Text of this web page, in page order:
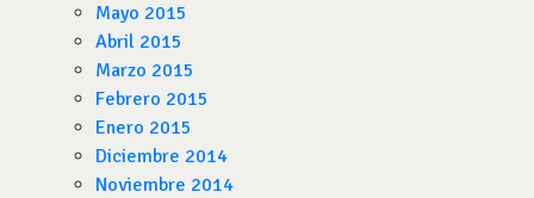
Mayo 2015
Abril 2015
Marzo 2015
Febrero 2015
Enero 2015
Diciembre 2014
Noviembre 2014